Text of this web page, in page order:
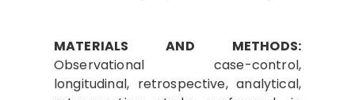
MATERIALS AND METHODS:
Observational case-control,
longitudinal, retrospective, analytical,